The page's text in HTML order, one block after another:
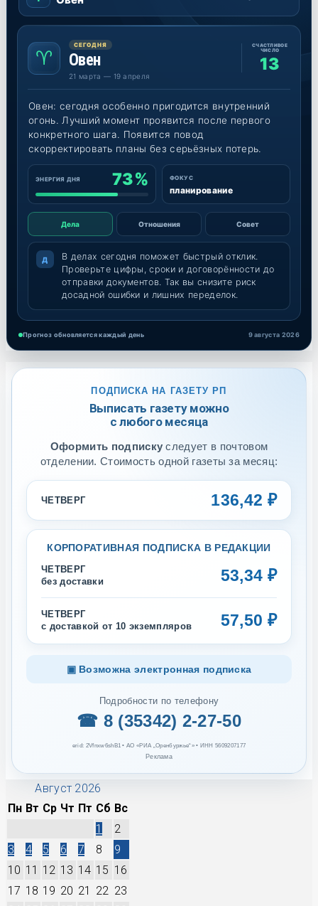
♈
Овен
♊
Близнецы
♋ ♌ ♍
♎
Весы
♏
Скорпион
♑
Козерог
♒
Водолей
♓
♈
СЕГОДНЯ
Овен
21 марта — 19 апреля
СЧАСТЛИВОЕ
ЧИСЛО
13
Овен: сегодня особенно пригодится внутренний
огонь. Лучший момент проявится после первого
конкретного шага. Появится повод
скорректировать планы без серьёзных потерь.
ЭНЕРГИЯ ДНЯ 73% ФОКУС
планирование
Дела Отношения Совет
Д
В делах сегодня поможет быстрый отклик.
Проверьте цифры, сроки и договорённости до
отправки документов. Так вы снизите риск
досадной ошибки и лишних переделок.
Прогноз обновляется каждый день 9 августа 2026
ПОДПИСКА НА ГАЗЕТУ РП
Выписать газету можно
с любого месяца
Оформить подписку следует в почтовом
отделении. Стоимость одной газеты за месяц:
ЧЕТВЕРГ 136,42 ₽
КОРПОРАТИВНАЯ ПОДПИСКА В РЕДАКЦИИ
ЧЕТВЕРГ
без доставки
53,34 ₽
ЧЕТВЕРГ
с доставкой от 10 экземпляров
57,50 ₽
▣ Возможна электронная подписка
Подробности по телефону
☎ 8 (35342) 2-27-50
erid: 2Vfnxw6shB1 • АО «РИА „Оренбуржье“» • ИНН 5609207177
Реклама
Август 2026
Пн Вт Ср Чт Пт Сб Вс
1
2
3
4 5 6 7 8
9
10 11 12 13 14 15 16
17 18 19 20 21 22 23